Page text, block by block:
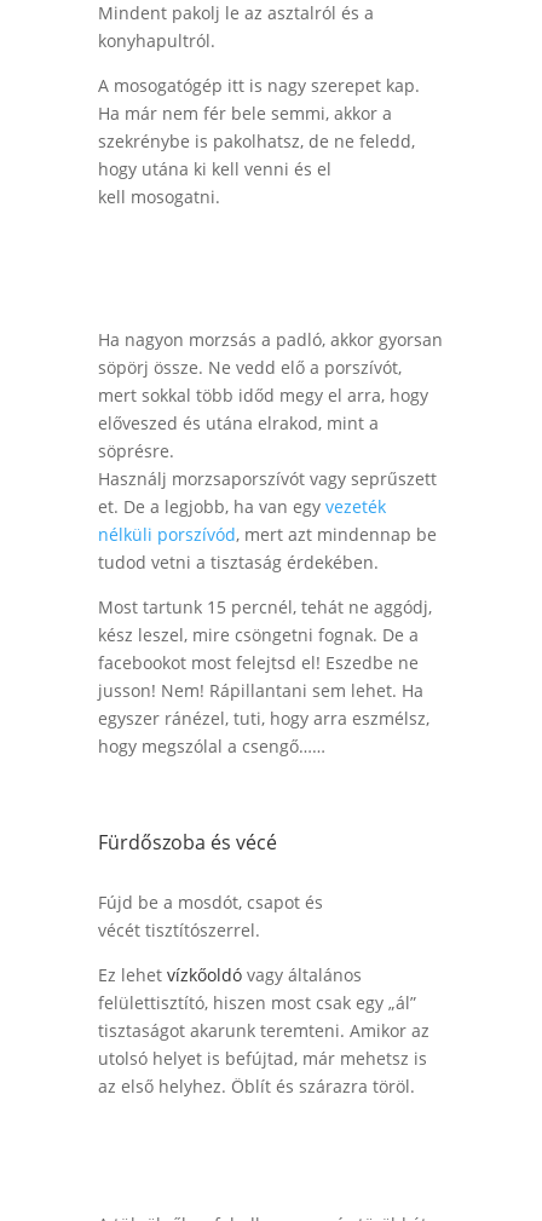
Mindent pakolj le az asztalról és a
konyhapultról.
A mosogatógép itt is nagy szerepet kap.
Ha már nem fér bele semmi, akkor a
szekrénybe is pakolhatsz, de ne feledd,
hogy utána ki kell venni és el
kell mosogatni.
Ha nagyon morzsás a padló, akkor gyorsan
söpörj össze. Ne vedd elő a porszívót,
mert sokkal több időd megy el arra, hogy
előveszed és utána elrakod, mint a
söprésre.
Használj morzsaporszívót vagy seprűszett
et. De a legjobb, ha van egy vezeték
nélküli porszívód, mert azt mindennap be
tudod vetni a tisztaság érdekében.
Most tartunk 15 percnél, tehát ne aggódj,
kész leszel, mire csöngetni fognak. De a
facebookot most felejtsd el! Eszedbe ne
jusson! Nem! Rápillantani sem lehet. Ha
egyszer ránézel, tuti, hogy arra eszmélsz,
hogy megszólal a csengő……
Fürdőszoba és vécé
Fújd be a mosdót, csapot és
vécéttisztítószerrel.
Ez lehetvízkőoldóvagy általános
felülettisztító, hiszen most csak egy „ál”
tisztaságot akarunk teremteni. Amikor az
utolsó helyet is befújtad, már mehetsz is
az első helyhez. Öblít és szárazra töröl.